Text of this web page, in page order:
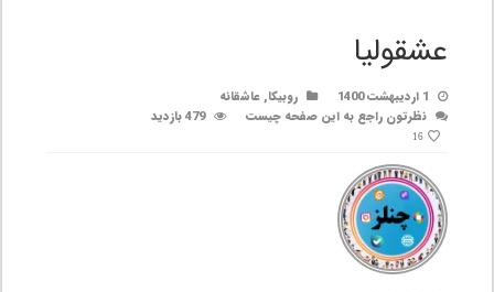
عشقولیا
1 اردیبهشت 1400 روبیکا,عاشقانه
نظرتون راجع به این صفحه چیست
479 بازدید
16